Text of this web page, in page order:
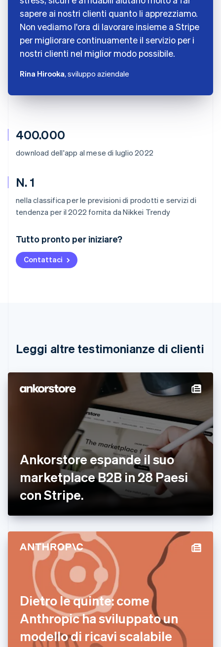
400.000
download dell'app al mese di luglio 2022
N. 1
nella classifica per le previsioni di prodotti e servizi di
tendenza per il 2022 fornita da Nikkei Trendy
Tutto pronto per iniziare?
Contattaci
sapere ai nostri clienti quanto li apprezziamo.
Non vediamo l'ora di lavorare insieme a Stripe
per migliorare continuamente il servizio per i
nostri clienti nel miglior modo possibile.
Rina Hirooka, sviluppo aziendale
Leggi altre testimonianze di clienti
Ankorstore espande il suo
marketplace B2B in 28 Paesi
con Stripe.
Dietro le quinte: come
Anthropic ha sviluppato un
modello di ricavi scalabile
Australia
English
Austria
DeutschEnglish
English Français
Cina continentale
Cipro
English
Croazia
Emirati Arabi Uniti
English
Finlandia
Svenska
Francia
Germania
Giappone
日本語English
Gibilterra
English
Grecia
English
India
English
Irlanda
English
Italia
ItalianoEnglish